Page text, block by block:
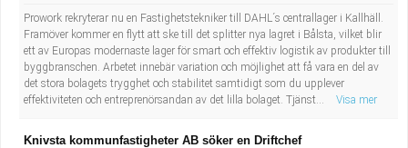
Prowork rekryterar nu en Fastighetstekniker till DAHL´s centrallager i Kallhäll.
Framöver kommer en flytt att ske till det splitter nya lagret i Bålsta, vilket blir
ett av Europas modernaste lager för smart och effektiv logistik av produkter till
byggbranschen. Arbetet innebär variation och möjlighet att få vara en del av
det stora bolagets trygghet och stabilitet samtidigt som du upplever
effektiviteten och entreprenörsandan av det lilla bolaget. Tjänst...
Visa mer
Knivsta kommunfastigheter AB söker en Driftchef